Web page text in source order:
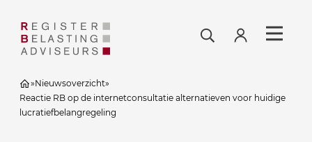
»Nieuwsoverzicht»
Reactie RB op de internetconsultatie alternatieven voor huidige
lucratiefbelangregeling